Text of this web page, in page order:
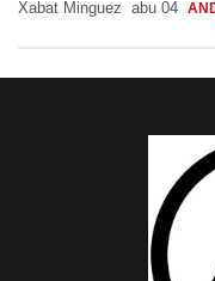
Xabat Minguez abu 04